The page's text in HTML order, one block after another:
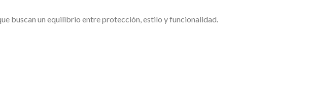
buscan un equilibrio entre protección, estilo y funcionalidad.